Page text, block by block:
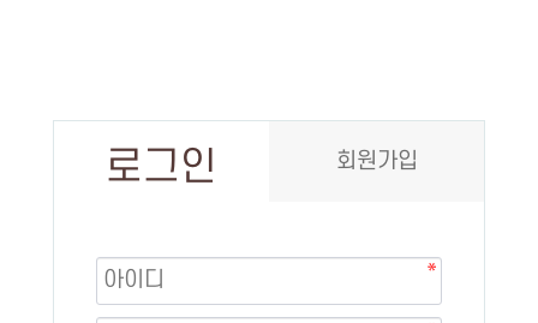
로그인 회원가입